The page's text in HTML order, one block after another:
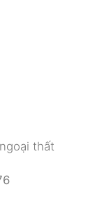
thất